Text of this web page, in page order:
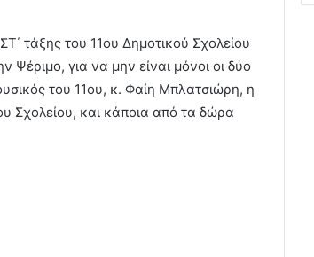
τάξης του 11ου Δημοτικού Σχολείου
Ψέριμο, για να μην είναι μόνοι οι δύο
του 11ου, κ. Φαίη Μπλατσιώρη, η
Σχολείου, και κάποια από τα δώρα